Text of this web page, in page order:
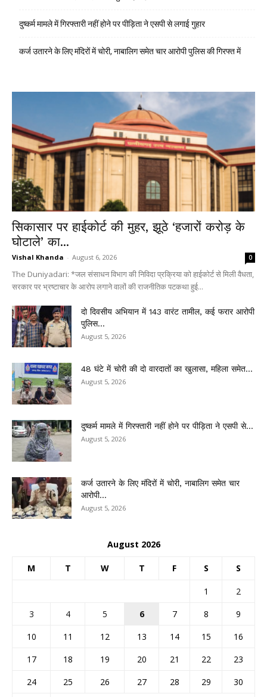
दुष्कर्म मामले में गिरफ्तारी नहीं होने पर पीड़िता ने एसपी से लगाई गुहार
कर्ज उतारने के लिए मंदिरों में चोरी, नाबालिग समेत चार आरोपी पुलिस की गिरफ्त में
सिकासार पर हाईकोर्ट की मुहर, झूठे ‘हजारों करोड़ के
घोटाले’ का...
Vishal Khanda - August 6, 2026 0
The Duniyadari: *जल संसाधन विभाग की निविदा प्रक्रिया को हाईकोर्ट से मिली वैधता,
सरकार पर भ्रष्टाचार के आरोप लगाने वालों की राजनीतिक पटकथा हुई...
दो दिवसीय अभियान में 143 वारंट तामील, कई फरार आरोपी
पुलिस...
August 5, 2026
48 घंटे में चोरी की दो वारदातों का खुलासा, महिला समेत...
August 5, 2026
दुष्कर्म मामले में गिरफ्तारी नहीं होने पर पीड़िता ने एसपी से...
August 5, 2026
कर्ज उतारने के लिए मंदिरों में चोरी, नाबालिग समेत चार
आरोपी...
August 5, 2026
August 2026
M T W T F S S
1
2
3
4 5 6 7 8
9
10
11 12 13 14 15
16
17
18 19 20 21 22
23
24
25 26 27 28 29
30